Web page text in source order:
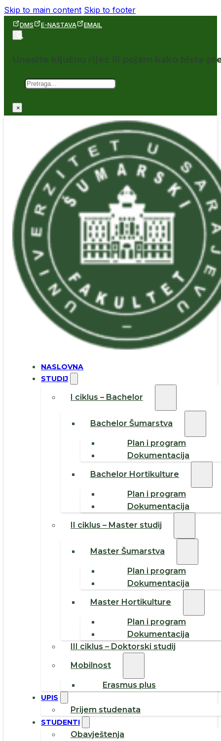
Skip to main content Skip to footer
DMS E-NASTAVA EMAIL
Unesite ključnu riječ ili pojam kako biste
Pretraga
×
NASLOVNA
STUDIJ
I ciklus – Bachelor
Bachelor Šumarstva
Plan i program
Dokumentacija
Bachelor Hortikulture
Plan i program
Dokumentacija
II ciklus – Master studij
Master Šumarstva
Plan i program
Dokumentacija
Master Hortikulture
Plan i program
Dokumentacija
III ciklus – Doktorski studij
Mobilnost
Erasmus plus
UPIS
Prijem studenata
STUDENTI
Obavještenja